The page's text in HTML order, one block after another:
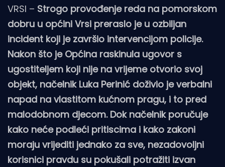
VRSI – Strogo provođenje reda na pomorskom
dobru u općini Vrsi preraslo je u ozbiljan
incident koji je završio intervencijom policije.
Nakon što je Općina raskinula ugovor s
ugostiteljem koji nije na vrijeme otvorio svoj
objekt, načelnik Luka Perinić doživio je verbalni
napad na vlastitom kućnom pragu, i to pred
malodobnom djecom. Dok načelnik poručuje
kako neće podleći pritiscima i kako zakoni
moraju vrijediti jednako za sve, nezadovoljni
korisnici pravdu su pokušali potražiti izvan